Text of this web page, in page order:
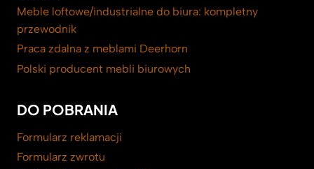
Meble loftowe/industrialne do biura: kompletny
przewodnik
Praca zdalna z meblami Deerhorn
Polski producent mebli biurowych
DO POBRANIA
Formularz reklamacji
Formularz zwrotu